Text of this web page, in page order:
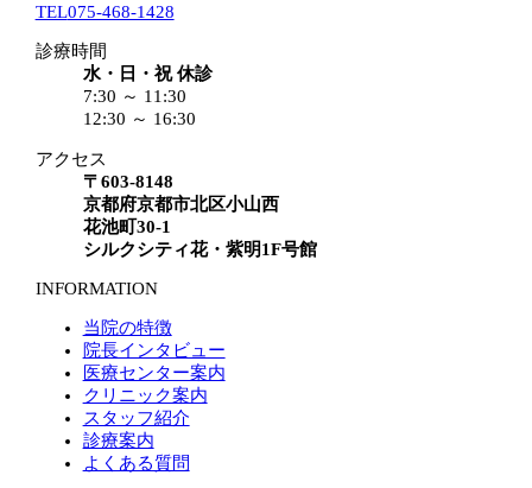
TEL075-468-1428
診療時間
水・日・祝 休診
7:30 ～ 11:30
12:30 ～ 16:30
アクセス
〒603-8148
京都府京都市北区小山西
花池町30-1
シルクシティ花・紫明1F号館
INFORMATION
当院の特徴
院長インタビュー
医療センター案内
クリニック案内
スタッフ紹介
診療案内
よくある質問